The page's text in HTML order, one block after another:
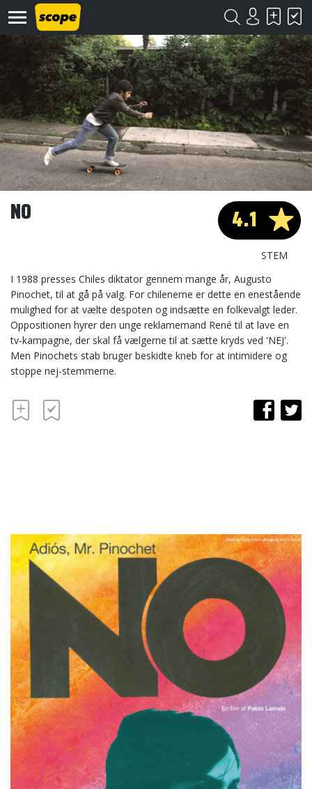
Om
Scope
4.1
STEM
NO
I 1988 presses Chiles diktator gennem mange år, Augusto
Pinochet, til at gå på valg. For chilenerne er dette en enestående
mulighed for at vælte despoten og indsætte en folkevalgt leder.
Oppositionen hyrer den unge reklamemand René til at lave en
tv-kampagne, der skal få vælgerne til at sætte kryds ved 'NEJ'.
Men Pinochets stab bruger beskidte kneb for at intimidere og
stoppe nej-stemmerne.